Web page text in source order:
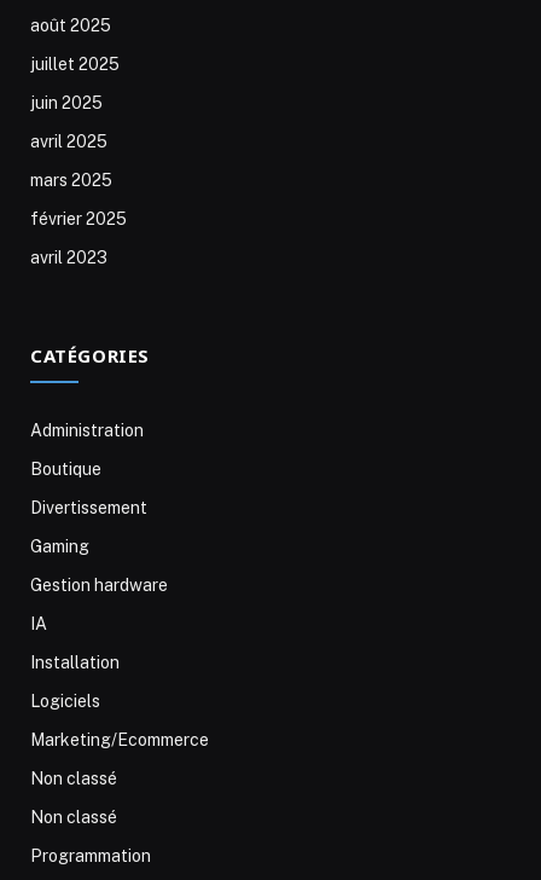
août 2025
juillet 2025
juin 2025
avril 2025
mars 2025
février 2025
avril 2023
CATÉGORIES
Administration
Boutique
Divertissement
Gaming
Gestion hardware
IA
Installation
Logiciels
Marketing/Ecommerce
Non classé
Non classé
Programmation